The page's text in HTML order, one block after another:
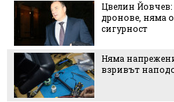
Цвелин Йовчев:
дронове, няма
сигурност
Няма
взривът